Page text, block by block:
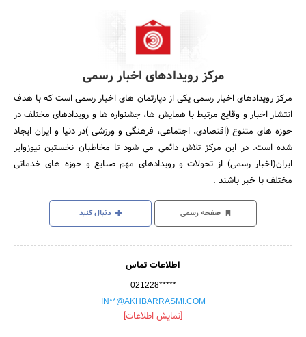
مرکز رویدادهای اخبار رسمی
مرکز رویدادهای اخبار رسمی یکی از دپارتمان های اخبار رسمی است که با هدف
انتشار اخبار و وقایع مرتبط با همایش ها، جشنواره ها و رویدادهای مختلف در
حوزه های متنوع (اقتصادی، اجتماعی، فرهنگی و ورزشی )در دنیا و ایران ایجاد
شده است. در این مرکز تلاش دائمی می شود تا مخاطبان نخستین نیوزوایر
ایران(اخبار رسمی) از تحولات و رویدادهای مهم صنایع و حوزه های خدماتی
مختلف با خبر باشند .
صفحه رسمی دنبال کنید
اطلاعات تماس
021228*****
IN**@AKHBARRASMI.COM
[نمایش اطلاعات]